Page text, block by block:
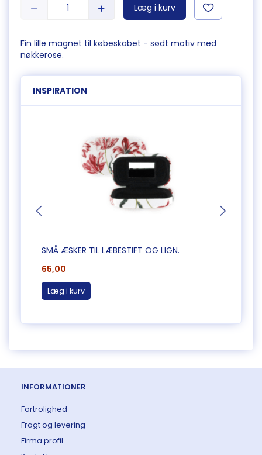
Læg i kurv
Fin lille magnet til købeskabet - sødt motiv med
nøkkerose.
INSPIRATION
SMÅ ÆSKER TIL LÆBESTIFT OG LIGN.
65,00
Læg i kurv
INFORMATIONER
Fortrolighed
Fragt og levering
Firma profil